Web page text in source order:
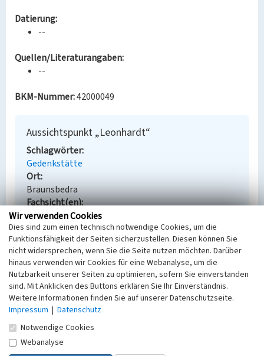
Datierung:
--
Quellen/Literaturangaben:
--
BKM-Nummer:42000049
Aussichtspunkt „Leonhardt“
Schlagwörter
Gedenkstätte
Ort
Braunsbedra
Fachsicht(en)
Denkmalpflege
Erfassungsmaßstab
Keine Angabe
Erfassungsmethode
Übernahme aus externer Fachdatenbank
Empfohlene Zitierweise
Urheberrechtlicher Hinweis
Der hier präsentierte Inhalt steht unter der freien
Wir verwenden Cookies
Dies sind zum einen technisch notwendige Cookies, um die
Funktionsfähigkeit der Seiten sicherzustellen. Diesen können Sie
nicht widersprechen, wenn Sie die Seite nutzen möchten. Darüber
hinaus verwenden wir Cookies für eine Webanalyse, um die
Nutzbarkeit unserer Seiten zu optimieren, sofern Sie einverstanden
sind. Mit Anklicken des Buttons erklären Sie Ihr Einverständnis.
Weitere Informationen finden Sie auf unserer Datenschutzseite.
Impressum | Datenschutz
Notwendige Cookies
Webanalyse